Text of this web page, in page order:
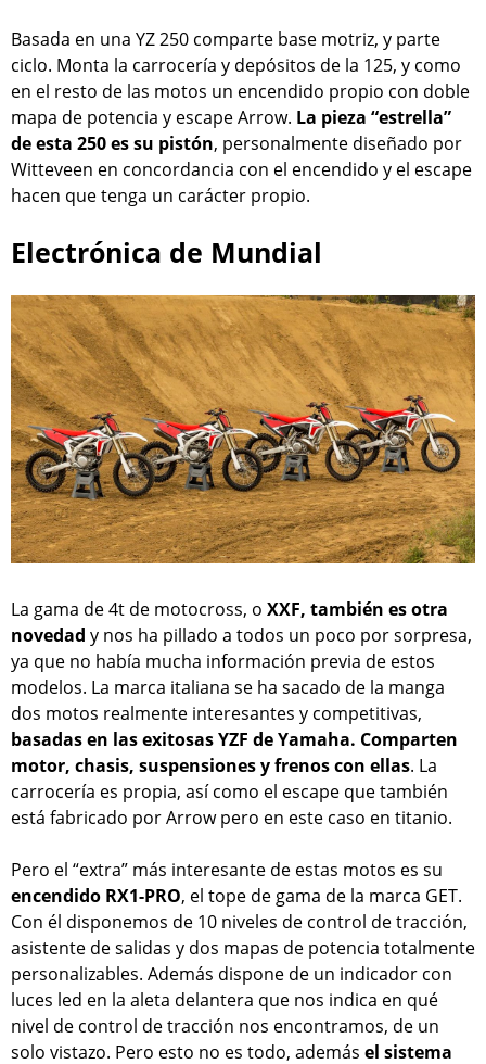
Basada en una YZ 250 comparte base motriz, y parte
ciclo. Monta la carrocería y depósitos de la 125, y como
en el resto de las motos un encendido propio con doble
mapa de potencia y escape Arrow. La pieza “estrella”
de esta 250 es su pistón, personalmente diseñado por
Witteveen en concordancia con el encendido y el escape
hacen que tenga un carácter propio.
Electrónica de Mundial
La gama de 4t de motocross, o XXF, también es otra
novedad y nos ha pillado a todos un poco por sorpresa,
ya que no había mucha información previa de estos
modelos. La marca italiana se ha sacado de la manga
dos motos realmente interesantes y competitivas,
basadas en las exitosas YZF de Yamaha. Comparten
motor, chasis, suspensiones y frenos con ellas. La
carrocería es propia, así como el escape que también
está fabricado por Arrow pero en este caso en titanio.
Pero el “extra” más interesante de estas motos es su
encendido RX1-PRO, el tope de gama de la marca GET.
Con él disponemos de 10 niveles de control de tracción,
asistente de salidas y dos mapas de potencia totalmente
personalizables. Además dispone de un indicador con
luces led en la aleta delantera que nos indica en qué
nivel de control de tracción nos encontramos, de un
solo vistazo. Pero esto no es todo, además el sistema